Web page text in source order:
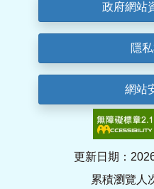
政府網站
隱
網站
更新日期：
累積瀏覽人